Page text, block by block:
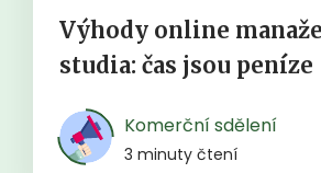
Výhody online
studia: čas jsou peníze
Komerční sdělení
3 minuty čtení